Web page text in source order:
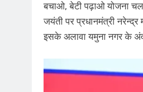
बचाओ, बेटी पढ़ाओ योजना
जयंती पर प्रधानमंत्री
इसके अलावा यमुना नगर के